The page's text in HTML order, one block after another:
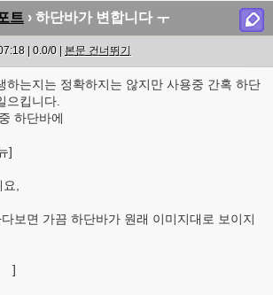
트 › 하단바가 변합니다 ㅜ
| 0.0/0 | 본문 건너뛰기
하는지는 정확하지는 않지만 사용중 간혹 하단
으킵니다.
하단바에
]
,
보면 가끔 하단바가 원래 이미지대로 보이지
]